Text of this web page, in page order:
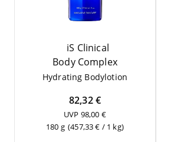
iS Clinical
Body Com­plex
Hydrating Body­lo­tion
82,32 €
UVP 98,00 €
180 g (457,33 € / 1 kg)